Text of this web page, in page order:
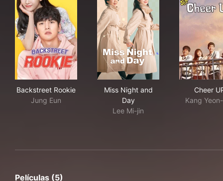
Backstreet Rookie
Jung Eun
Miss Night and
Day
Lee Mi-jin
Cheer
Kang
Películas (5)